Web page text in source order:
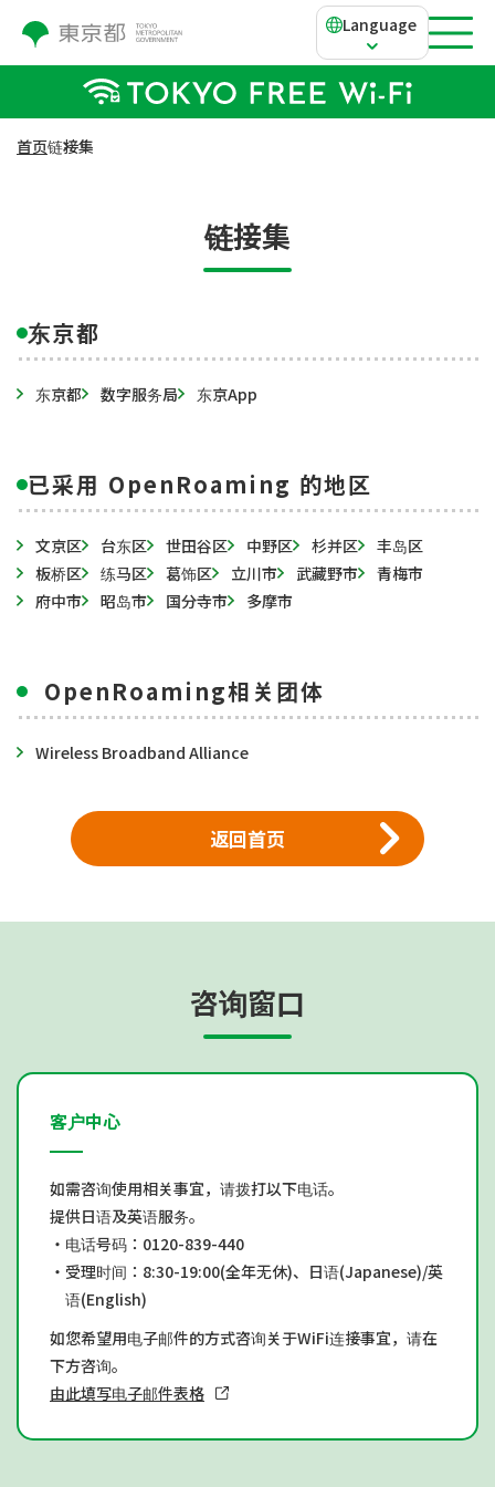
Language
首页链接集
链接集
东京都
东京都 数字服务局 东京App
已采用 OpenRoaming 的地区
文京区 台东区 世田谷区 中野区 杉并区
丰岛区
板桥区
练马区 葛饰区 立川市 武藏野市
青梅市
府中市
昭岛市 国分寺市 多摩市
OpenRoaming相关团体
Wireless Broadband Alliance
返回首页
咨询窗口
客户中心
如需咨询使用相关事宜，请拨打以下电话。
提供日语及英语服务。
・电话号码：0120-839-440
・受理时间：8:30-19:00(全年无休)、日语(Japanese)/英
语(English)
如您希望用电子邮件的方式咨询关于WiFi连接事宜，请在
下方咨询。
由此填写电子邮件表格